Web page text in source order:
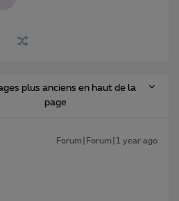
plus anciens en haut de la
page
Forum|Forum|1 year ago